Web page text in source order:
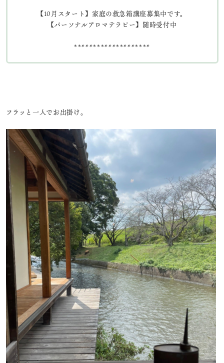
【10月スタート】家庭の救急箱講座募集中です。
【パーソナルアロマテラピー】随時受付中
********************
フラッと一人でお出掛け。